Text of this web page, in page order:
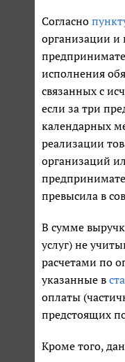
Согласно
организации и
исполнения
связанных с
если за три
календарных
реализации
организаций
превысила в
В сумме
услуг) не
расчетами по
указанные в
оплаты
предстоящих
Кроме того,